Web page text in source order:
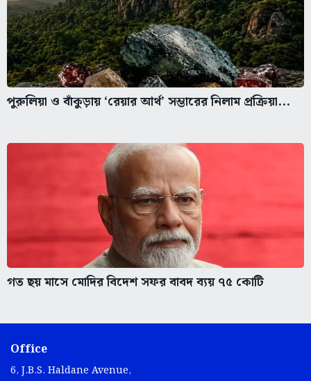
পুরুলিয়া ও বাঁকুড়ায় ‘রেয়ার আর্থ’ সম্ভারের নিলাম প্রক্রিয়া...
গত ছয় মাসে মোদির বিদেশ সফর বাবদ ব্যয় ৭৫ কোটি
Office
6, J.B.S. Haldane Avenue,